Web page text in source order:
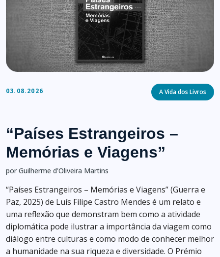
03.08.2026 Categories
A Vida dos Livros
“Países Estrangeiros –
Memórias e Viagens”
por Guilherme d'Oliveira Martins
“Países Estrangeiros – Memórias e Viagens” (Guerra e
Paz, 2025) de Luís Filipe Castro Mendes é um relato e
uma reflexão que demonstram bem como a atividade
diplomática pode ilustrar a importância da viagem como
diálogo entre culturas e como modo de conhecer melhor
a humanidade na sua riqueza e diversidade. O Prémio